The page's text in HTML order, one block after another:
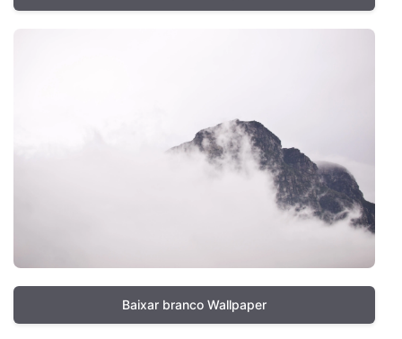
Baixar branco Wallpaper